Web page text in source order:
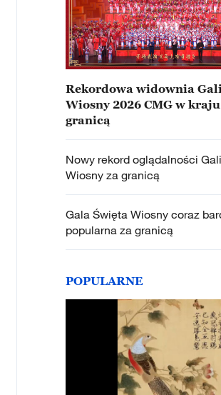
Rekordowa widownia
Wiosny 2026 CMG w
granicą
Nowy rekord oglądalności
Wiosny za granicą
Gala Święta Wiosny coraz
popularna za granicą
POPULARNE